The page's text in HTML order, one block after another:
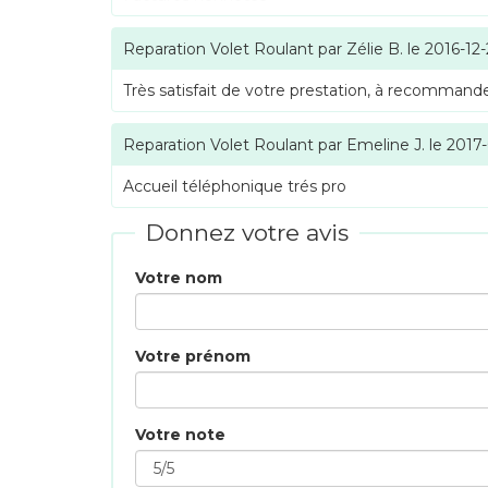
Reparation Volet Roulant par Zélie B. le 2016-
Très satisfait de votre prestation, à
Reparation Volet Roulant par Emeline J. le
Accueil téléphonique trés pro
Donnez votre avis
Votre nom
Votre prénom
Votre note